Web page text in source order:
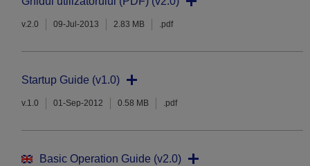
v.2.0 09-Jul-2013 2.83 MB .pdf
Startup Guide (v1.0)
v.1.0 01-Sep-2012 0.58 MB .pdf
Basic Operation Guide (v2.0)